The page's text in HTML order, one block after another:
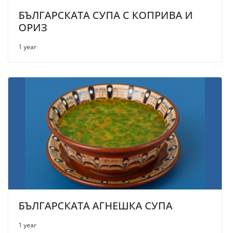
БЪЛГАРСКАТА СУПА С КОПРИВА И
ОРИЗ
1 year
БЪЛГАРСКАТА АГНЕШКА СУПА
1 year